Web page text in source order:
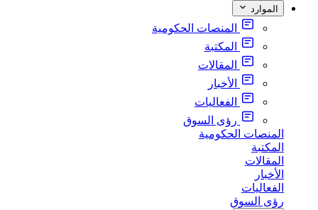
الموارد
المنصات الحكومية
المكتبة
المقالات
الأخبار
الفعاليات
رؤى السوق
المنصات الحكومية
المكتبة
المقالات
الأخبار
الفعاليات
رؤى السوق